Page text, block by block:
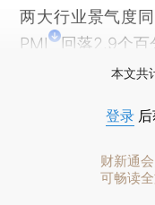
两大行业景气度
PMI
回落2.9个百
本文共
登录
财新通
可畅读